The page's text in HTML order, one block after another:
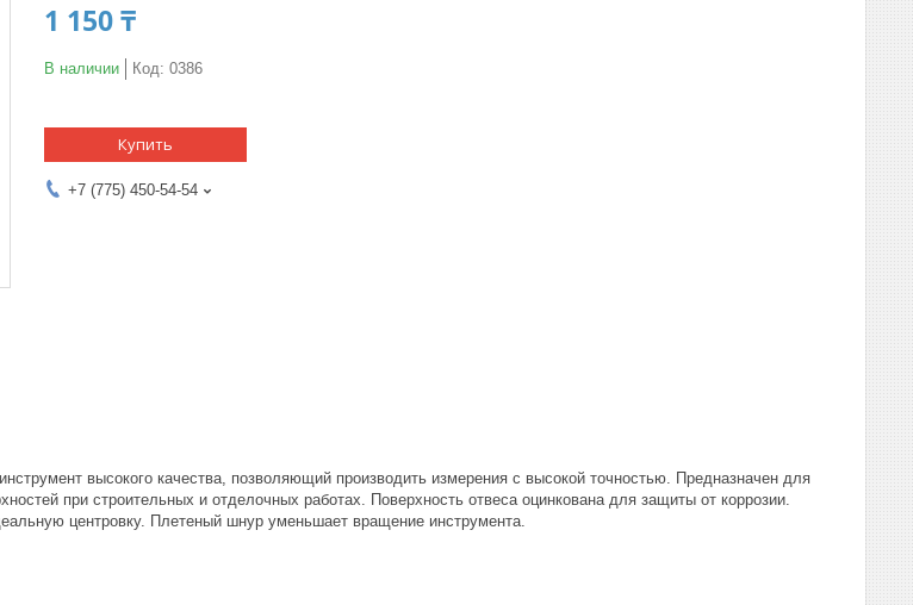
1 150 ₸
В наличии Код: 0386
Купить
+7 (775) 450-54-54
высокого качества, позволяющий производить измерения с высокой точностью. Предназначен для
при строительных и отделочных работах. Поверхность отвеса оцинкована для защиты от коррозии.
центровку. Плетеный шнур уменьшает вращение инструмента.